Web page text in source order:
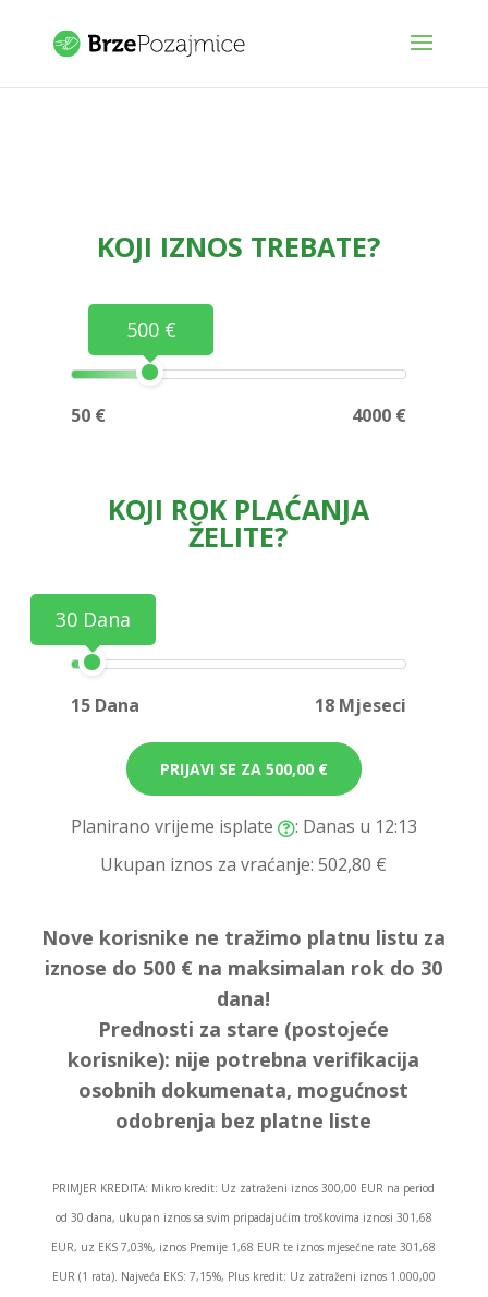
KOJI IZNOS TREBATE?
500 €
50 € 4000 €
KOJI ROK PLAĆANJA
ŽELITE?
30 Dana
15 Dana 18 Mjeseci
PRIJAVI SE ZA 500,00 €
Planirano vrijeme isplate
: Danas u 12:13
Ukupan iznos za vraćanje:502,80 €
Nove korisnike ne tražimo platnu listu za
iznose do 500 € na maksimalan rok do 30
dana!
Prednosti za stare (postojeće
korisnike): nije potrebna verifikacija
osobnih dokumenata, mogućnost
odobrenja bez platne liste
PRIMJER KREDITA: Mikro kredit: Uz zatraženi iznos 300,00 EUR na period
od 30 dana, ukupan iznos sa svim pripadajućim troškovima iznosi 301,68
EUR, uz EKS 7,03%, iznos Premije 1,68 EUR te iznos mjesečne rate 301,68
EUR (1 rata). Najveća EKS: 7,15%, Plus kredit: Uz zatraženi iznos 1.000,00